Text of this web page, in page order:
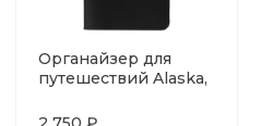
Органайзер для
путешествий Alaska,